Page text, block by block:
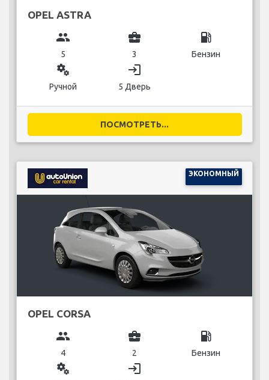
OPEL ASTRA
group
5
business_center
3
local_gas_station
Бензин
miscellaneous_services
Ручной
login
5 Дверь
ПОСМОТРЕТЬ...
ЭКОНОМНЫЙ
OPEL CORSA
group
4
business_center
2
local_gas_station
Бензин
miscellaneous_services login